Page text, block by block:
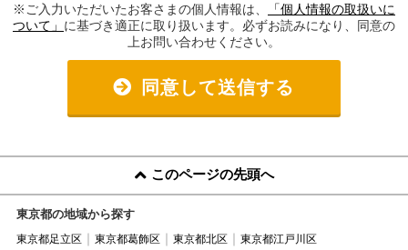
※ご入力いただいたお客さまの個人情報は、
「個人情報の取扱いに
ついて」 に基づき適正に取り扱います。必ずお読みになり、同意の
上お問い合わせください。
同意して送信する
このページの先頭へ
東京都の地域から探す
東京都足立区 東京都葛飾区 東京都北区 東京都江戸川区